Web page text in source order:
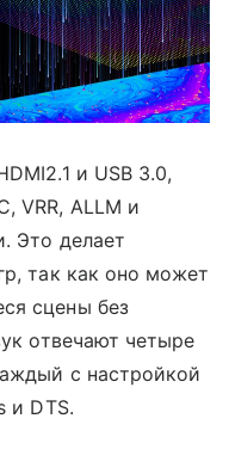
и USB 3.0,
VRR, ALLM и
Это делает
так как оно может
сцены без
отвечают четыре
с настройкой
и DTS.